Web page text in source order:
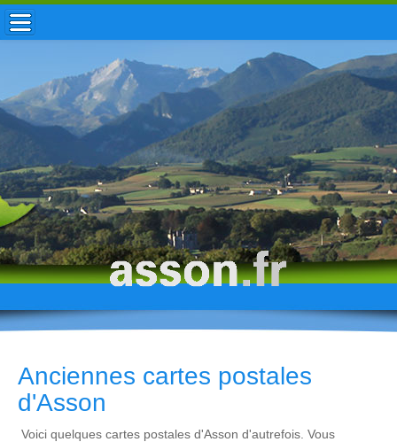
ACCUEIL / INFOS
MUNICIPALITÉ
VIE LOCALE
ENFANCE
TOURISME
HISTOIRE
Anciennes cartes postales
d'Asson
Voici quelques cartes postales d'Asson d'autrefois. Vous